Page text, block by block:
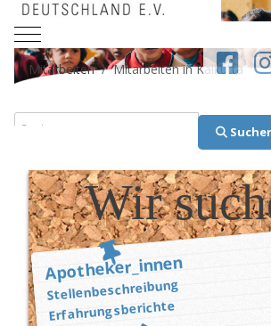
Mobile Menu Toggle
Mitarbeiten Mitarbeiten in Kalkutta
Suchen
Wir
Apotheker_innen
Stellenbeschreibung
Erfahrungsberichte